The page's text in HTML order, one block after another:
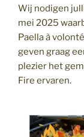
Wij nodigen
mei 2025
Paella à
geven graag
plezier het
Fire ervaren.